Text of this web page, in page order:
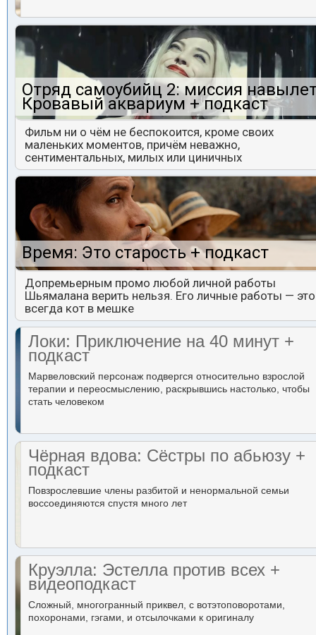
Отряд самоубийц 2: миссия
Кровавый аквариум + подкаст
Фильм ни о чём не беспокоится, кроме своих
маленьких моментов, причём неважно,
сентиментальных, милых или циничных
Время: Это старость + подкаст
Допремьерным промо любой личной работы
Шьямалана верить нельзя. Его личные работы — это
всегда кот в мешке
Локи: Приключение на 40 минут +
подкаст
Марвеловский персонаж подвергся относительно взрослой
терапии и переосмыслению, раскрывшись настолько, чтобы
стать человеком
Чёрная вдова: Сёстры по абьюзу +
подкаст
Повзрослевшие члены разбитой и ненормальной семьи
воссоединяются спустя много лет
Круэлла: Эстелла против всех +
видеоподкаст
Сложный, многогранный приквел, с вотэтоповоротами,
похоронами, гэгами, и отсылочками к оригиналу